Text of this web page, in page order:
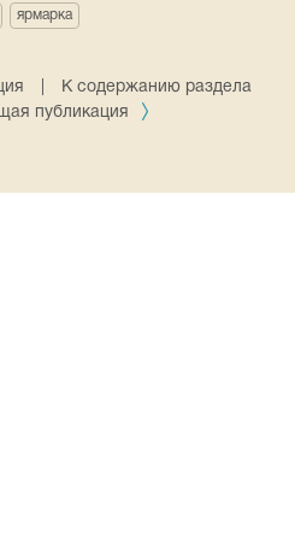
ярмарка
К содержанию раздела
публикация